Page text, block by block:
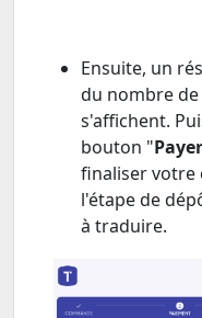
Ensuite, un
du nombre
s'affichent.
bouton "
finaliser votre
l'étape de
à traduire.